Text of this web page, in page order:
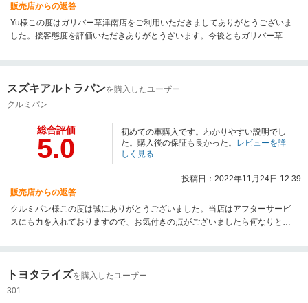
販売店からの返答
Yu様この度はガリバー草津南店をご利用いただきましてありがとうございま
した。接客態度を評価いただきありがとうざいます。今後ともガリバー草津
スズキアルトラパンを購入したユーザー
クルミパン
総合評価
5.0
初めての車購入です。わかりやすい説明でし
た。購入後の保証も良かった。 レビューを詳
しく見る
投稿日：2022年11月24日 12:39
販売店からの返答
クルミパン様この度は誠にありがとうございました。当店はアフターサービ
スにも力を入れておりますので、お気付きの点がございましたら何なりとお
トヨタライズを購入したユーザー
301